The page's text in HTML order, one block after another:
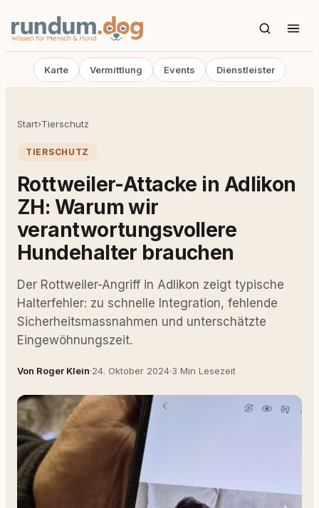
Karte Vermittlung Events Dienstleister
Start›Tierschutz
TIERSCHUTZ
Rottweiler-Attacke in Adlikon
ZH: Warum wir
verantwortungsvollere
Hundehalter brauchen
Der Rottweiler-Angriff in Adlikon zeigt typische
Halterfehler: zu schnelle Integration, fehlende
Sicherheitsmassnahmen und unterschätzte
Eingewöhnungszeit.
Von Roger Klein·24. Oktober 2024·3 Min Lesezeit